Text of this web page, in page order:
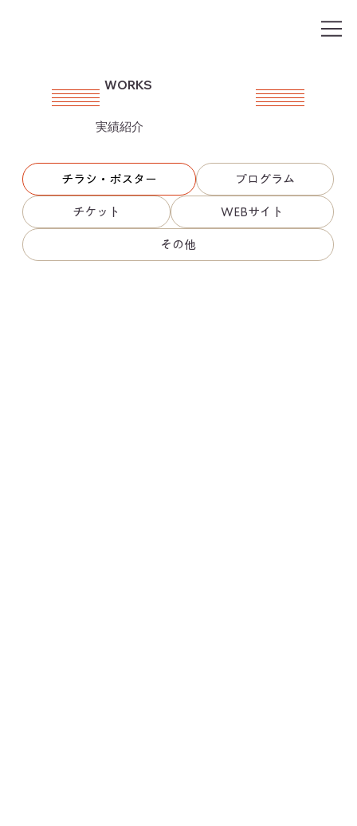
実績紹介
WORKS
チラシ・ポスター プログラム
チケット WEBサイト
その他